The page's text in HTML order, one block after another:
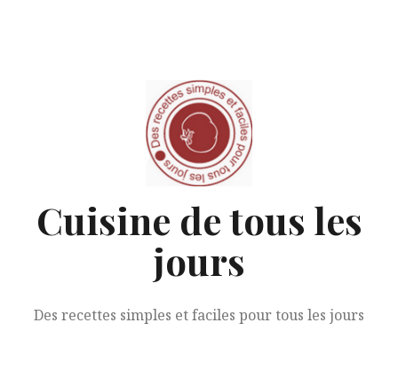
Cuisine de tous les
jours
Des recettes simples et faciles pour tous les jours